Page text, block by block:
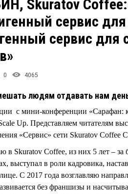
Skuratov
сервис для
сервис для
0 4065
людям отдавать нам
с мини-конференции «Сарафан:
Up. Представляем читателям
«Сервис» сети Skuratov
в Skuratov Coffee, из них 5 лет – за
выступал в роли кадровика,
С 2017 года возглавляю
без франшизы и